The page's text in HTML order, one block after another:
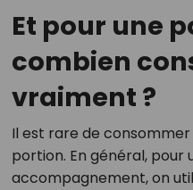
Et pour une
combien
vraiment ?
Il est rare de consommer
portion. En général, pour
accompagnement, on